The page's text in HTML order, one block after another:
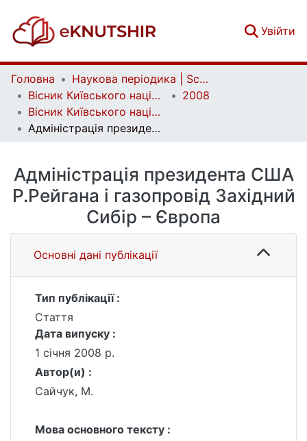
Увійти
Головна
Наукова періодика | Scientific periodicals
Вісник Київського національного університету імені Тараса Шевченка. Історія | Bulletin of Taras Shevchenko National University of Kyiv. History
2008
Вісник Київського національного університету імені Тараса Шевченка. Історія. Вип. 94-95
Адміністрація президента США Р.Рейгана і газопровід Західний Сибір – Європа
Адміністрація президента США
Р.Рейгана і газопровід Західний
Сибір – Європа
Основні дані публікації
Тип публікації :
Стаття
Дата випуску :
1 січня 2008 р.
Автор(и) :
Сайчук, М.
Мова основного тексту :